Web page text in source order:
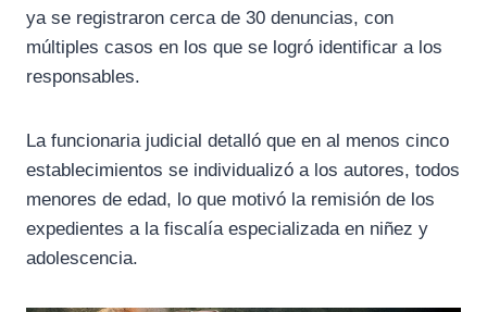
o
k
ya se registraron cerca de 30 denuncias, con
múltiples casos en los que se logró identificar a los
responsables.
La funcionaria judicial detalló que en al menos cinco
establecimientos se individualizó a los autores, todos
menores de edad, lo que motivó la remisión de los
expedientes a la fiscalía especializada en niñez y
adolescencia.